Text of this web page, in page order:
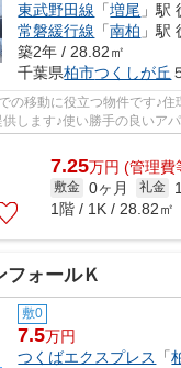
東武野田線 「増尾 」駅
常磐緩行線 「南柏 」駅
築2年 / 28.82㎡
千葉県柏市つくしが丘
の移動に役立つ物件です♪住
します♪使い勝手の良いア
があるので...
7.25万円 (管理費
敷金 0ヶ月 礼金
1階 / 1K / 28.82㎡
フォールＫ
敷0
7.5万円
つくばエクスプレス
「